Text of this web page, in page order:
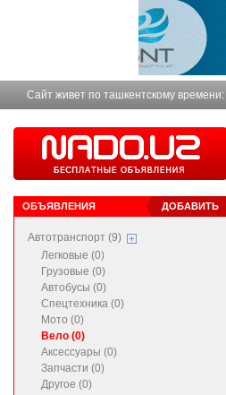
Сайт живет по ташкентскому времени:
ДОБАВИТЬ
ОБЪЯВЛЕНИЯ
Автотранспорт (9)
Легковые (0)
Грузовые (0)
Автобусы (0)
Спецтехника (0)
Мото (0)
Вело (0)
Аксессуары (0)
Запчасти (0)
Другое (0)